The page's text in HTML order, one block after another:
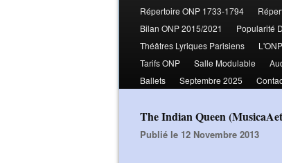
Répertoire ONP 1733-1794
Bilan ONP 2015/2021
Popularité
Théâtres Lyriques Parisiens
Tarifs ONP
Salle Modulable
Ballets
Septembre 2025
The Indian Queen
Publié le 12 Novembre 2013